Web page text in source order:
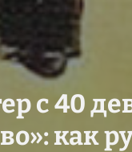
с 40
как